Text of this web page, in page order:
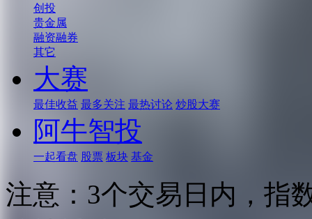
创投
贵金属
融资融券
其它
大赛
最佳收益 最多关注 最热讨论 炒股大赛
阿牛智投
一起看盘 股票 板块 基金
注意：3个交易日内，指